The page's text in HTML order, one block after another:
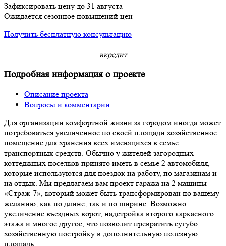
Зафиксировать цену до 31 августа
Ожидается сезонное повышений цен
Получить бесплатную консультацию
вкредит
Подробная информация о проекте
Описание проекта
Вопросы и комментарии
Для организации комфортной жизни за городом иногда может
потребоваться увеличенное по своей площади хозяйственное
помещение для хранения всех имеющихся в семье
транспортных средств. Обычно у жителей загородных
коттеджных поселков принято иметь в семье 2 автомобиля,
которые используются для поездок на работу, по магазинам и
на отдых. Мы предлагаем вам проект гаража на 2 машины
«Страж-7», который может быть трансформирован по вашему
желанию, как по длине, так и по ширине. Возможно
увеличение въездных ворот, надстройка второго каркасного
этажа и многое другое, что позволит превратить сугубо
хозяйственную постройку в дополнительную полезную
площадь.